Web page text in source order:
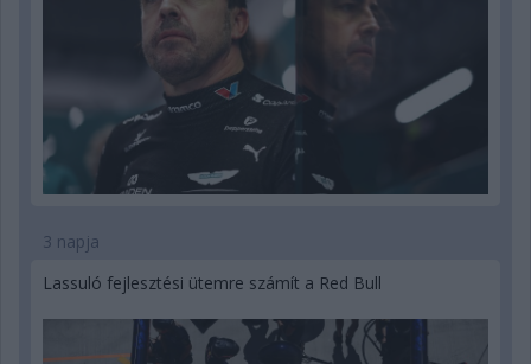
3 napja
Lassuló fejlesztési ütemre számít a Red Bull